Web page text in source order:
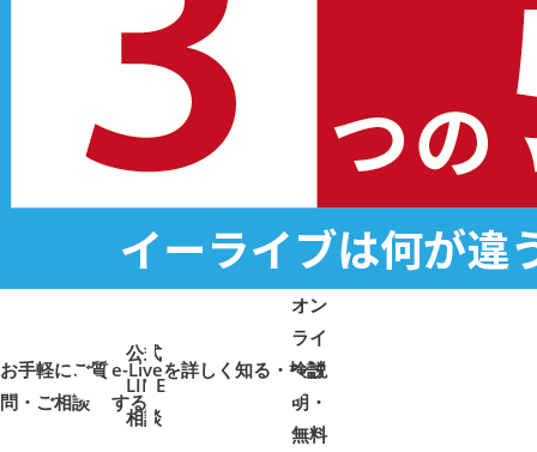
公式
LINE
相談
お手軽にご質
問・ご相談➜ ➜
オン
ライ
ン説
明・
無料
e-Liveを詳しく知る・検討
する
➜➜